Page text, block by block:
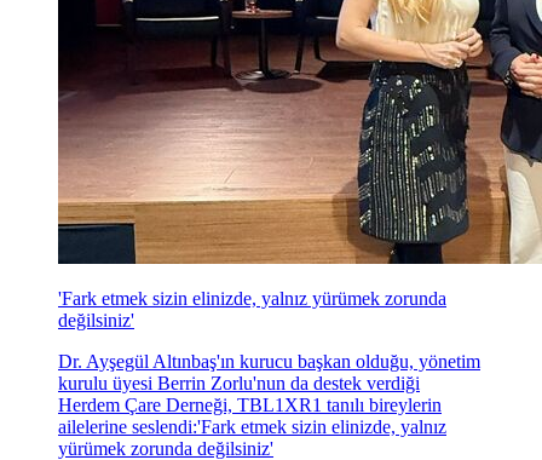
'Fark etmek sizin elinizde, yalnız yürümek zorunda
değilsiniz'
Dr. Ayşegül Altınbaş'ın kurucu başkan olduğu, yönetim
kurulu üyesi Berrin Zorlu'nun da destek verdiği
Herdem Çare Derneği, TBL1XR1 tanılı bireylerin
ailelerine seslendi:'Fark etmek sizin elinizde, yalnız
yürümek zorunda değilsiniz'